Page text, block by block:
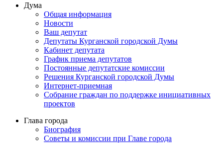
Дума
Общая информация
Новости
Ваш депутат
Депутаты Курганской городской Думы
Кабинет депутата
График приема депутатов
Постоянные депутатские комиссии
Решения Курганской городской Думы
Интернет-приемная
Собрание граждан по поддержке инициативных
проектов
Глава города
Биография
Советы и комиссии при Главе города